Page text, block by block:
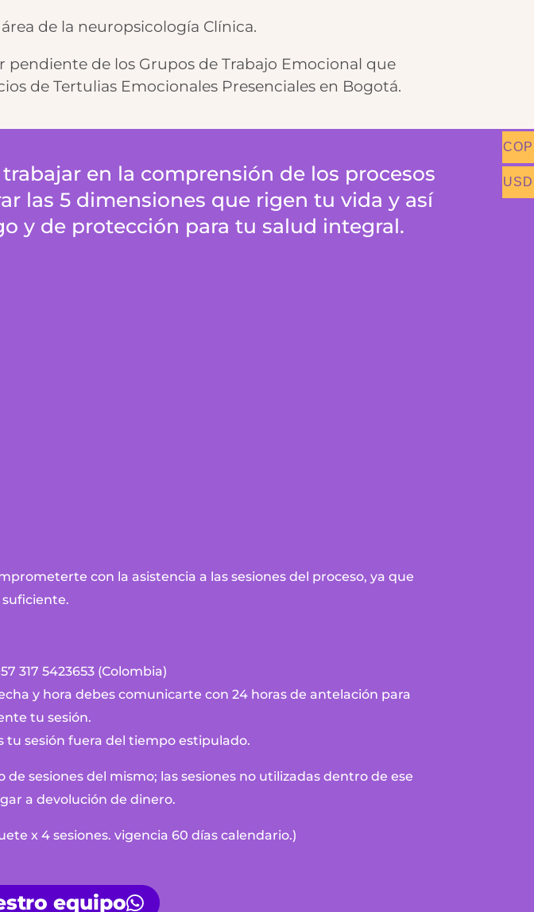
de la neuropsicología Clínica.
de los Grupos de Trabajo Emocional que
de Tertulias Emocionales Presenciales en Bogotá.
en la comprensión de los procesos
las 5 dimensiones que rigen tu vida y así
y de protección para tu salud integral.
con la asistencia a las sesiones del proceso, ya que
suficiente.
317 5423653 (Colombia)
y hora debes comunicarte con 24 horas de antelación para
tu sesión.
tu sesión fuera del tiempo estipulado.
sesiones del mismo; las sesiones no utilizadas dentro de ese
a devolución de dinero.
x 4 sesiones. vigencia 60 días calendario.)
equipo
COP
USD